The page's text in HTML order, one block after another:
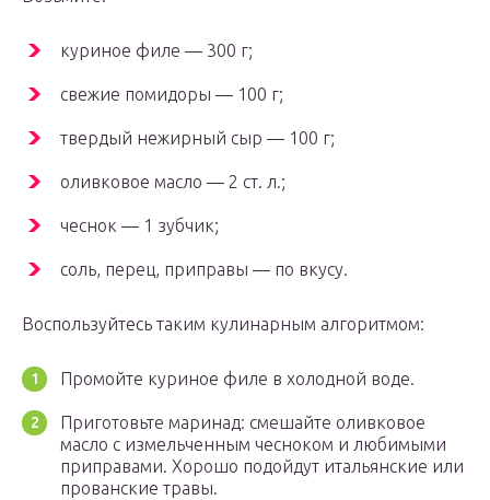
куриное филе — 300 г;
свежие помидоры — 100 г;
твердый нежирный сыр — 100 г;
оливковое масло — 2 ст. л.;
чеснок — 1 зубчик;
соль, перец, приправы — по вкусу.
Воспользуйтесь таким кулинарным алгоритмом:
Промойте куриное филе в холодной воде.
Приготовьте маринад: смешайте оливковое
масло с измельченным чесноком и любимыми
приправами. Хорошо подойдут итальянские или
прованские травы.